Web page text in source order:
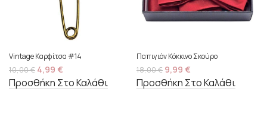
Vintage Καρφίτσα #14
10,00€ 4,99 €
Προσθήκη Στο Καλάθι
Παπιγιόν Κόκκινο Σκούρο
18,00€ 9,99 €
Προσθήκη Στο Καλάθι